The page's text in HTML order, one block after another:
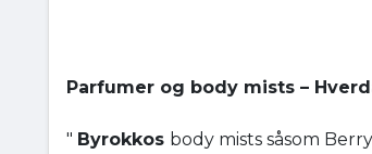
Parfumer og body mists –
" Byrokkos body mists såsom